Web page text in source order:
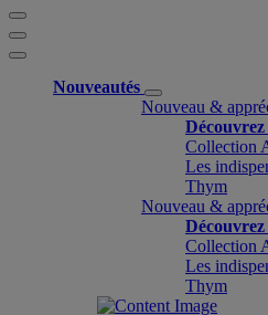
Nouveautés
Nouveau &
Découvrez
Collection
Les
Thym
Nouveau &
Découvrez
Collection
Les
Thym